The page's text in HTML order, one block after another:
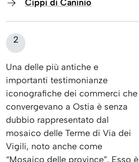
Cippi di Caninio
2
Una delle più antiche e
importanti testimonianze
iconografiche dei commerci che
convergevano a Ostia è senza
dubbio rappresentato dal
mosaico delle Terme di Via dei
Vigili, noto anche come
“Mosaico delle province”. Esso è